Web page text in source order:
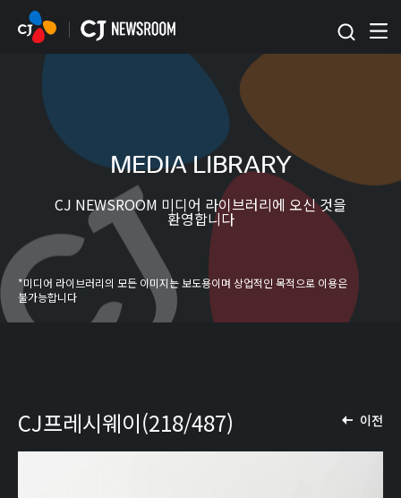
본문 바로가기
MEDIA LIBRARY
CJ NEWSROOM 미디어 라이브러리에 오신 것을
환영합니다
*미디어 라이브러리의 모든 이미지는 보도용이며 상업적인 목적으로 이용은
불가능합니다
이전
CJ프레시웨이(218/487)